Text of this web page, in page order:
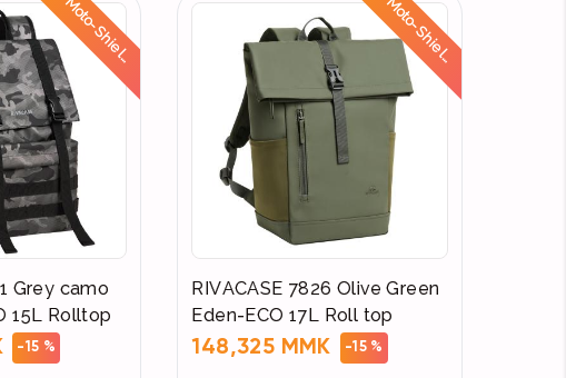
M
o
t
o
-
S
h
i
e
l
d
:
R
i
d
e
S
a
f
e
,
S
t
a
y
D
r
y
Grey camo
15L Rolltop
-15 %
M
o
t
o
-
S
h
i
e
l
d
:
R
i
d
e
S
a
f
e
,
S
t
a
y
D
r
y
RIVACASE 7826 Olive Green
Eden-ECO 17L Roll top
148,325 MMK
-15 %